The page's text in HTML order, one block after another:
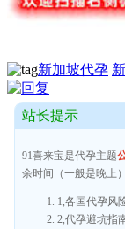
新加坡代孕
站长提示
91喜来宝是代孕主题
余时间（一般是晚上
1,各国代孕风
2,代孕避坑指